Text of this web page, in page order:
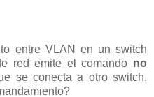
entre VLAN en un switch
red emite el comando no
se conecta a otro switch.